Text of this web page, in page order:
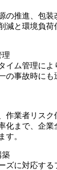
の推進、包装
減と環境負荷
理
イム管理によ
の事故時にも
作業者リスク
化まで、企業
す。
築
ズに対応する